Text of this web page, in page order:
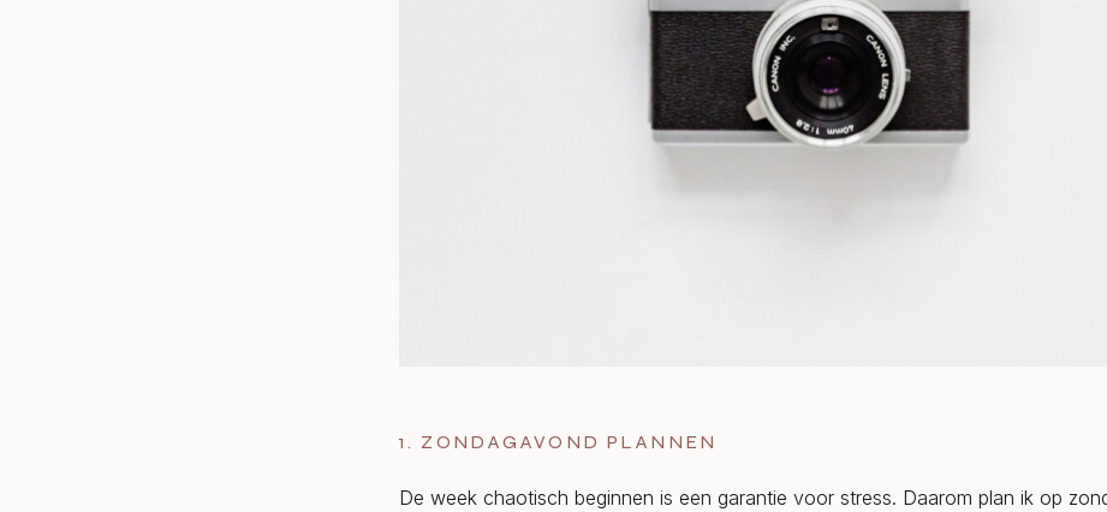
1. ZONDAGAVOND PLANNEN
De week chaotisch beginnen is een garantie voor stress. Daarom plan ik op